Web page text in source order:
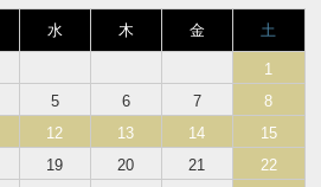
水 木 金 土
1
5 6 7
8
12 13 14
15
19 20 21
22